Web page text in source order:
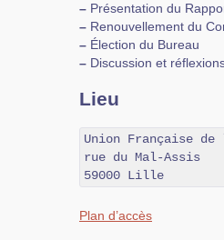
– Présentation du
– Renouvellement du
– Élection du Bureau
– Discussion et
Lieu
Union Française de
rue du Mal-Assis
59000 Lille
Plan d’accès